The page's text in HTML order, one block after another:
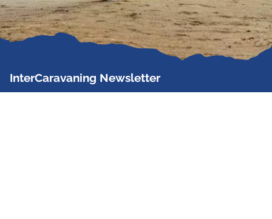
InterCaravaning Newsletter